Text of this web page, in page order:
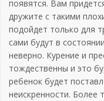
появятся. Вам
дружите с такими
подойдет только для
сами будут в
неверно. Курение и
тождественны и это
ребенок будет
неискренности. Более